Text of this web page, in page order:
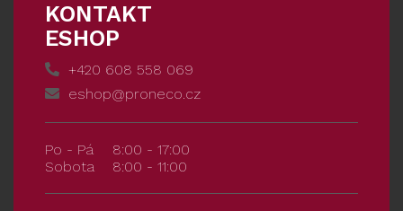
KONTAKT
ESHOP
+420 608 558 069
eshop@proneco.cz
Po - Pá
8:00 - 17:00
Sobota
8:00 - 11:00